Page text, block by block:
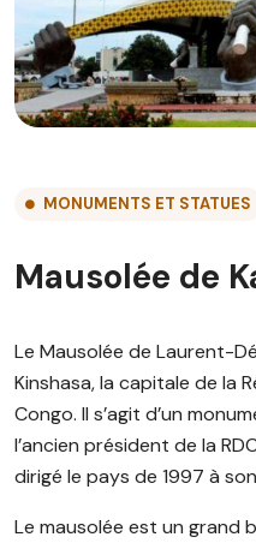
MONUMENTS ET STATUES
Mausolée de
Le Mausolée de Laurent-
Kinshasa, la capitale de la
Congo. Il s’agit d’un
l’ancien président de la
dirigé le pays de 1997 à
Le mausolée est un grand